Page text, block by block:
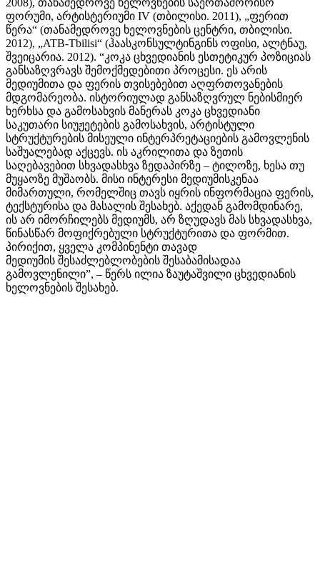
2008), თანამედროვე ხელოვნების საერთაშორისო
ფორუმი, არტისტერიუმი IV (თბილისი. 2011), „ფერით
წერა“ (თანამედროვე ხელოვნების ცენტრი, თბილისი.
2012), „ATB-Tbilisi“ (ჰაასკონსულტინგინს ოფისი, ალტნაუ,
შვეიცარია. 2012). “კოკა ცხვედიანის ესთეტიკურ პოზიციას
განსაზღვრავს შემოქმედებითი პროცესი. ეს არის
მედიუმითა და ფერის თვისებებით აღფრთოვანების
მდგომარეობა. ისტორიულად განსაზღვრულ ნებისმიერ
ხერხსა და გამოსახვის მანერას კოკა ცხვედიანი
საკუთარი სიუჟეტების გამოსახვის, არტისტული
სტრუქტურების მისეული ინტერპრეტაციების გამოვლენის
საშუალებად აქცევს. ის აკრილითა და ზეთის
საღებავებით სხვადასხვა ზედაპირზე – ტილოზე, ხესა თუ
მუყაოზე მუშაობს. მისი ინტერესი მედიუმისკენაა
მიმართული, რომელშიც თავს იყრის ინფორმაცია ფერის,
ტექსტურისა და მასალის შესახებ. აქედან გამომდინარე,
ის არ იმორჩილებს მედიუმს, არ ზღუდავს მას სხვადასხვა,
წინასწარ მოფიქრებული სტრუქტურითა და ფორმით.
პირიქით, ყველა კომპინენტი თავად
მედიუმის შესაძლებლობების შესაბამისადაა
გამოვლენილი”, – წერს ილია ზაუტაშვილი ცხვედიანის
ხელოვნების შესახებ.